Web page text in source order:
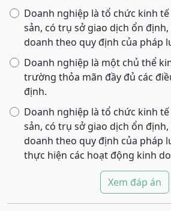
Doanh nghiệp là tổ chức kinh
sản, có trụ sở giao dịch ổn
doanh theo quy định của pháp
Doanh nghiệp là một chủ thể
trường thỏa mãn đầy đủ các
định.
Doanh nghiệp là tổ chức kinh
sản, có trụ sở giao dịch ổn
doanh theo quy định của pháp
thực hiện các hoạt động kinh
Xem đáp án